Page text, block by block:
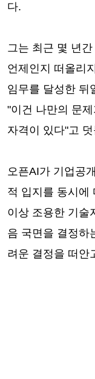
다.
그는 최근 몇 년
언제인지 떠올리
임무를 달성한 뒤
"이건 나만의 문
자격이 있다"고
오픈AI가 기업공
적 입지를 동시에
이상 조용한 기술
음 국면을 결정하
려운 결정을 떠안